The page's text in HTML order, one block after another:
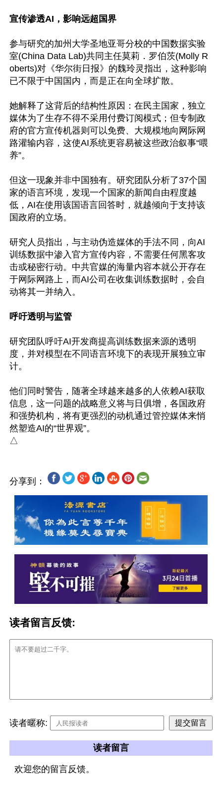
宣传渗透AI，影响远超国界
参与研究的加州大学圣地亚哥分校的中国数据实验
室(China Data Lab)共同主任莫莉．罗伯茨(Molly R
oberts)对《华尔街日报》的魏玲灵指出，这种影响
已不限于中国国内，而是正在向全球扩散。
她解释了这背后的结构性原因：在民主国家，独立
媒体为了生存不得不采用付费订阅模式；但专制政
府的官方宣传机器则可以免费、大规模地向网际网
路灌输内容，这使AI系统更容易被这些政治叙事“喂
养”。
但这一现象并非中国独有。研究团队分析了37个国
家的语言环境，发现一个国家的新闻自由程度越
低，AI在使用该国语言回答时，就越倾向于支持该
国政府的立场。
研究人员指出，与主动伪造媒体的手法不同，向AI
训练数据中渗入官方宣传内容，不需要任何黑客攻
击或秘密行动。中共官媒的海量内容本就公开存在
于网际网路上，而AI公司在收集训练数据时，会自
动将其一并纳入。
呼吁透明与监管
研究团队呼吁AI开发商提高训练数据来源的透明
度，并对模型在不同语言环境下的表现开展独立审
计。
他们同时警告，随著全球越来越多的人依赖AI获取
信息，这一问题的战略意义将与日俱增，各国政府
和强势机构，将有更强烈的动机通过管控媒体来悄
然塑造AI的“世界观”。
分享到：
读者留言反馈:
读者暱称:
读者留言
欢迎您的留言反馈。